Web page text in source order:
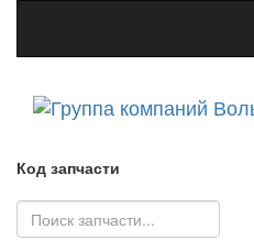
Код запчасти